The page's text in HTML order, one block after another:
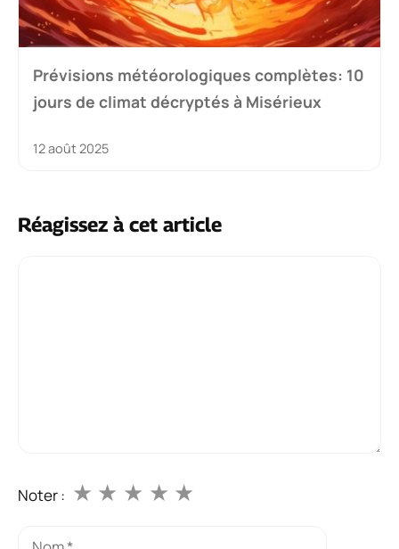
Prévisions météorologiques complètes: 10
jours de climat décryptés à Misérieux
12 août 2025
Réagissez à cet article
Noter : ★
★
★
★
★
Nom